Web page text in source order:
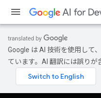
Google は AI 技術を使用して
ています。AI 翻訳には誤りが